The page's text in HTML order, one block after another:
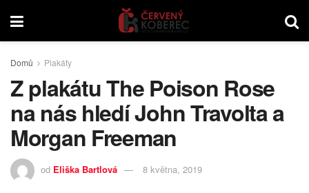
Domů Plakáty
Z plakátu The Poison Rose
na nás hledí John Travolta a
Morgan Freeman
od Eliška Bartlová 8 května, 2019